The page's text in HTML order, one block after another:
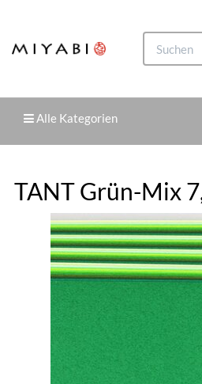
Alle Kategorien
TANT Grün-Mix